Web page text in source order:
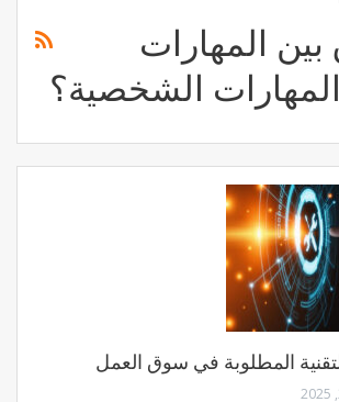
بين المهارات
الشخصية؟
المطلوبة في سوق العمل